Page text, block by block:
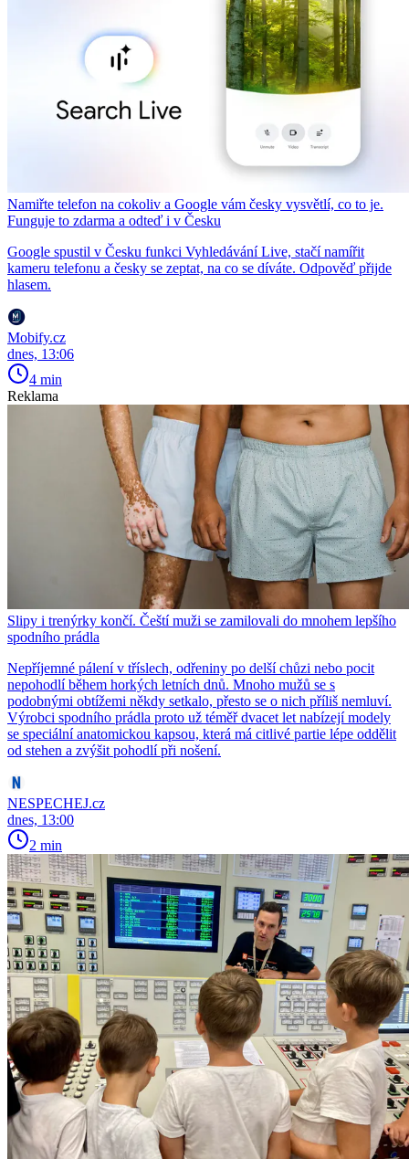
Namiřte telefon na cokoliv a Google vám česky vysvětlí, co to je.
Funguje to zdarma a odteď i v Česku
Google spustil v Česku funkci Vyhledávání Live, stačí namířit
kameru telefonu a česky se zeptat, na co se díváte. Odpověď přijde
hlasem.
Mobify.cz
dnes, 13:06
4 min
Reklama
Slipy i trenýrky končí. Čeští muži se zamilovali do mnohem lepšího
spodního prádla
Nepříjemné pálení v tříslech, odřeniny po delší chůzi nebo pocit
nepohodlí během horkých letních dnů. Mnoho mužů se s
podobnými obtížemi někdy setkalo, přesto se o nich příliš nemluví.
Výrobci spodního prádla proto už téměř dvacet let nabízejí modely
se speciální anatomickou kapsou, která má citlivé partie lépe oddělit
od stehen a zvýšit pohodlí při nošení.
NESPECHEJ.cz
dnes, 13:00
2 min